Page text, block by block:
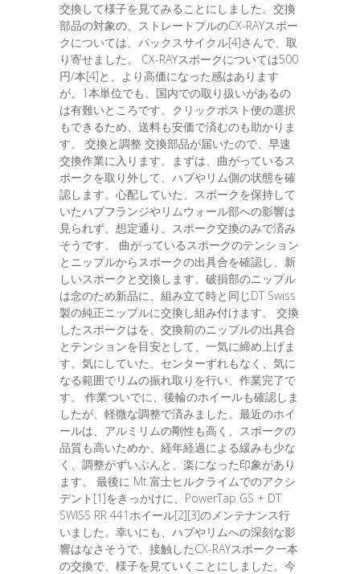
交換して様子を見てみることにしました。交換
部品の対象の、ストレートプルのCX-RAYスポー
クについては、パックスサイクル[4]さんで、取
り寄せました。 CX-RAYスポークについては500
円/本[4]と、より高価になった感はあります
が、1本単位でも、国内での取り扱いがあるの
は有難いところです。クリックポスト便の選択
もできるため、送料も安価で済むのも助かりま
す。 交換と調整 交換部品が届いたので、早速
交換作業に入ります。まずは、曲がっているス
ポークを取り外して、ハブやリム側の状態を確
認します。心配していた、スポークを保持して
いたハブフランジやリムウォール部への影響は
見られず、想定通り、スポーク交換のみで済み
そうです。 曲がっているスポークのテンション
とニップルからスポークの出具合を確認し、新
しいスポークと交換します。破損部のニップル
は念のため新品に、組み立て時と同じDT Swiss
製の純正ニップルに交換し組み付けます。 交換
したスポークはを、交換前のニップルの出具合
とテンションを目安として、一気に締め上げま
す。気にしていた、センターずれもなく、気に
なる範囲でリムの振れ取りを行い、作業完了で
す。 作業ついでに、後輪のホイールも確認しま
したが、軽微な調整で済みました。最近のホイ
ールは、アルミリムの剛性も高く、スポークの
品質も高いためか、経年経過による緩みも少な
く、調整がずいぶんと、楽になった印象があり
ます。 最後に Mt.富士ヒルクライムでのアクシ
デント[1]をきっかけに、PowerTap GS + DT
SWISS RR 441ホイール[2][3]のメンテナンス行
いました。幸いにも、ハブやリムへの深刻な影
響はなさそうで、接触したCX-RAYスポーク一本
の交換で、様子を見ていくことにしました。今